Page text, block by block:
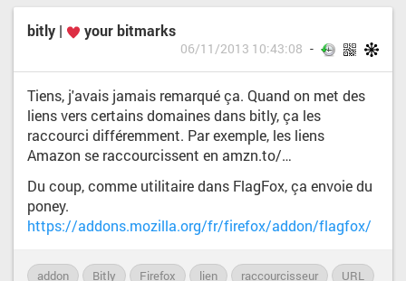
bitly | your bitmarks
06/11/2013 10:43:08
Tiens, j'avais jamais remarqué ça. Quand on met des
liens vers certains domaines dans bitly, ça les
raccourci différemment. Par exemple, les liens
Amazon se raccourcissent en amzn.to/…
Du coup, comme utilitaire dans FlagFox, ça envoie du
poney.
https://addons.mozilla.org/fr/firefox/addon/flagfox/
addon Bitly Firefox lien raccourcisseur URL